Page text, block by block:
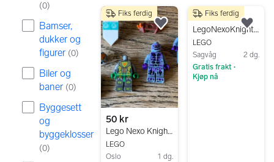
(0)
Bamser,
dukker og
figurer (0)
Biler og
baner (0)
Byggesett
og
byggeklosser
(0)
179 resultater
50 kr
Lego Nexo Knights Minifigurer + Deler
LEGO
Oslo
1 dg.
Fiks ferdig
Legg til som favoritt.
800 kr
LegoNexoKnights 70337,70366,30376,70333,70330,70318,70327,70347,70312,70339
LEGO
Sagvåg
2 dg.
Gratis frakt •
Kjøp nå
Fiks ferdig